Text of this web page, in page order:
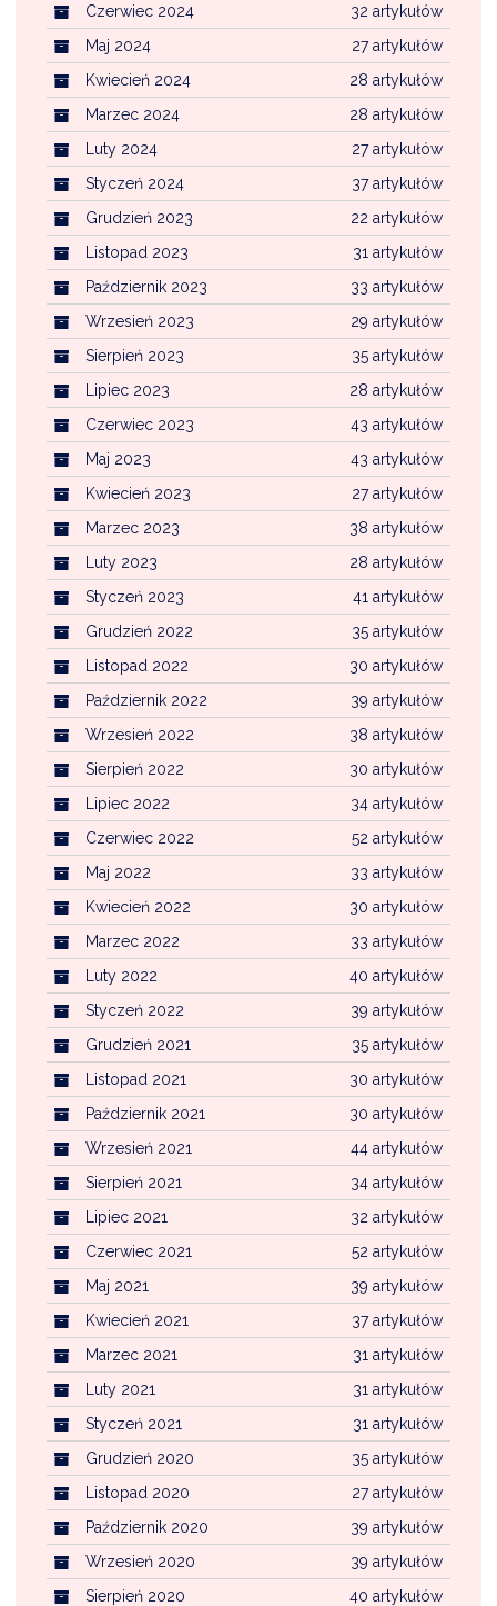
32 artykułów
Czerwiec 2024
27 artykułów
Maj 2024
28 artykułów
Kwiecień 2024
28 artykułów
Marzec 2024
27 artykułów
Luty 2024
37 artykułów
Styczeń 2024
22 artykułów
Grudzień 2023
31 artykułów
Listopad 2023
33 artykułów
Październik 2023
29 artykułów
Wrzesień 2023
35 artykułów
Sierpień 2023
28 artykułów
Lipiec 2023
43 artykułów
Czerwiec 2023
43 artykułów
Maj 2023
27 artykułów
Kwiecień 2023
38 artykułów
Marzec 2023
28 artykułów
Luty 2023
41 artykułów
Styczeń 2023
35 artykułów
Grudzień 2022
30 artykułów
Listopad 2022
39 artykułów
Październik 2022
38 artykułów
Wrzesień 2022
30 artykułów
Sierpień 2022
34 artykułów
Lipiec 2022
52 artykułów
Czerwiec 2022
33 artykułów
Maj 2022
30 artykułów
Kwiecień 2022
33 artykułów
Marzec 2022
40 artykułów
Luty 2022
39 artykułów
Styczeń 2022
35 artykułów
Grudzień 2021
30 artykułów
Listopad 2021
30 artykułów
Październik 2021
44 artykułów
Wrzesień 2021
34 artykułów
Sierpień 2021
32 artykułów
Lipiec 2021
52 artykułów
Czerwiec 2021
39 artykułów
Maj 2021
37 artykułów
Kwiecień 2021
31 artykułów
Marzec 2021
31 artykułów
Luty 2021
31 artykułów
Styczeń 2021
35 artykułów
Grudzień 2020
27 artykułów
Listopad 2020
39 artykułów
Październik 2020
39 artykułów
Wrzesień 2020
40 artykułów
Sierpień 2020